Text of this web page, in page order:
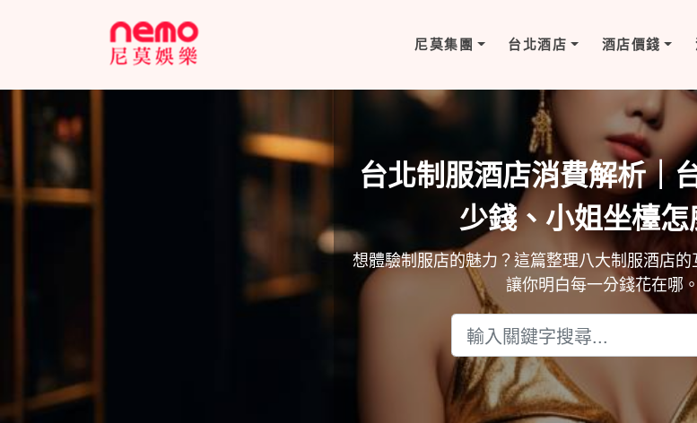
尼莫集團 台北酒店 酒店價錢
台北制服酒店消費解析｜
少錢、小姐坐檯怎
想體驗制服店的魅力？這篇整理八大制服酒店的
讓你明白每一分錢花在哪。